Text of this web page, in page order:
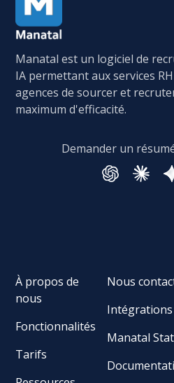
Manatal est un logiciel de
IA permettant aux services
agences de sourcer et
maximum d'efficacité.
Demander un
À propos de
nous
Fonctionnalités
Tarifs
Nous
Intégrations
Manatal